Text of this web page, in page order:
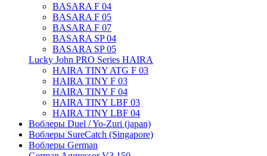
BASARA F 04
BASARA F 05
BASARA F 07
BASARA SP 04
BASARA SP 05
Lucky John PRO Series HAIRA
HAIRA TINY ATG F 03
HAIRA TINY F 03
HAIRA TINY F 04
HAIRA TINY LBF 03
HAIRA TINY LBF 04
Воблеры Duel / Yo-Zuri (japan)
Воблеры SureCatch (Singapore)
Воблеры German